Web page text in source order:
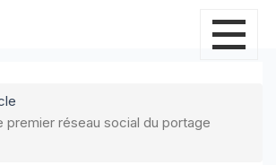
premier réseau social du portage